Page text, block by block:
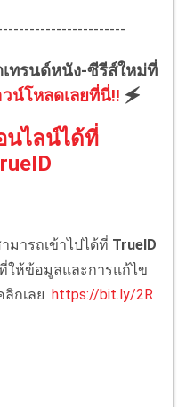
ทรนด์หนัง-ซีรีส์ใหม่ที่
น์โหลดเลยที่นี่!! 🗲
นไลน์ได้ที่
มารถเข้าไปได้ที่ TrueID
ให้ข้อมูลและการแก้ไข
กเลย https://bit.ly/2R